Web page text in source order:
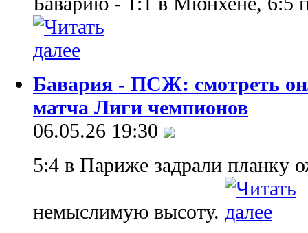
Бавария - ПСЖ: смотреть
матча Лиги чемпионов
06.05.26 19:30
5:4 в Париже задрали планку
немыслимую высоту.